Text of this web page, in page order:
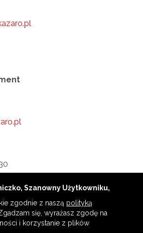
Szanowny Użytkowniku,
zgodnie z naszą polityką
Zgadzam się, wyrażasz zgodę na
i korzystanie z plików